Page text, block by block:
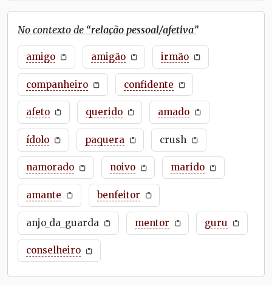
No contexto de “relação pessoal/afetiva”
amigo amigão irmão
companheiro confidente
afeto querido amado
ídolo paquera crush
namorado noivo marido
amante benfeitor
anjo_da_guarda mentor guru
conselheiro